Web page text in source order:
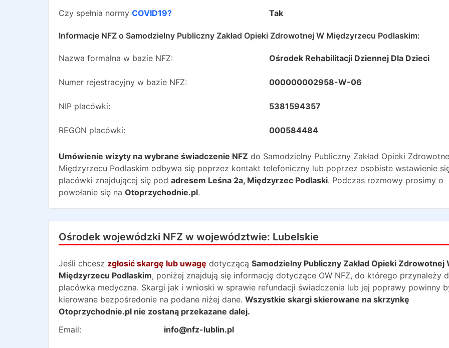
Czy spełnia normy COVID19? Tak
Informacje NFZ o Samodzielny Publiczny Zakład Opieki Zdrowotnej W Międzyrzecu Podlaskim:
Nazwa formalna w bazie NFZ: Ośrodek Rehabilitacji Dziennej Dla Dzieci
Numer rejestracyjny w bazie NFZ: 000000002958-W-06
NIP placówki: 5381594357
REGON placówki: 000584484
Umówienie wizyty na wybrane świadczenie NFZ do Samodzielny Publiczny Zakład Opieki
Międzyrzecu Podlaskim odbywa się poprzez kontakt telefoniczny lub poprzez osobiste wstawienie
placówki znajdującej się pod adresem Leśna 2a, Międzyrzec Podlaski. Podczas rozmowy prosimy o
powołanie się na Otoprzychodnie.pl.
Ośrodek wojewódzki NFZ w województwie: Lubelskie
Jeśli chcesz zgłosić skargę lub uwagę dotyczącą Samodzielny Publiczny Zakład Opieki Zdrowotnej
Międzyrzecu Podlaskim, poniżej znajdują się informację dotyczące OW NFZ, do którego przynależy
placówka medyczna. Skargi jak i wnioski w sprawie refundacji świadczenia lub jej poprawy powinny
kierowane bezpośredonie na podane niżej dane. Wszystkie skargi skierowane na skrzynkę
Otoprzychodnie.pl nie zostaną przekazane dalej.
Email:
info@nfz-lublin.pl